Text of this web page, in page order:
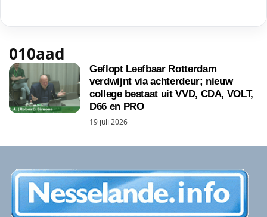
010aad
Geflopt Leefbaar Rotterdam
verdwijnt via achterdeur; nieuw
college bestaat uit VVD, CDA, VOLT,
D66 en PRO
19 juli 2026